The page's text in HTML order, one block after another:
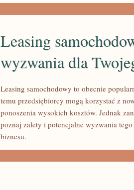
Leasing
wyzwania dla
Leasing samochodowy to obecnie
temu przedsiębiorcy mogą korzystać z
ponoszenia wysokich kosztów. Jednak
poznaj zalety i potencjalne wyzwania
biznesu.